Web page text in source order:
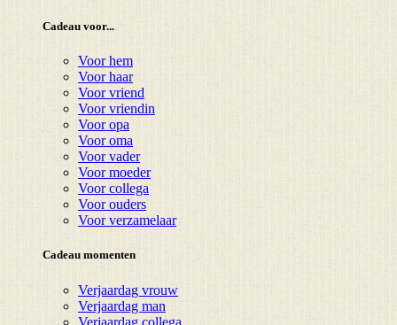
Cadeau voor...
Voor hem
Voor haar
Voor vriend
Voor vriendin
Voor opa
Voor oma
Voor vader
Voor moeder
Voor collega
Voor ouders
Voor verzamelaar
Cadeau momenten
Verjaardag vrouw
Verjaardag man
Verjaardag collega